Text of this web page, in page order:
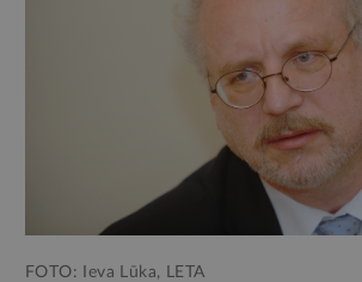
FOTO: Ieva Lūka, LETA